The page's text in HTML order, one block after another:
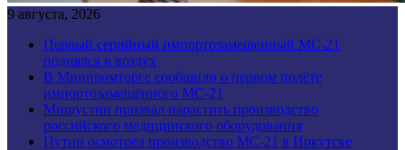
9 августа, 2026
Первый серийный импортозамещенный МС-21
поднялся в воздух
В Минпромторге сообщили о первом полёте
импортозамещённого МС-21
Мишустин призвал нарастить производство
российского медицинского оборудования
Путин осмотрел производство МС-21 в Иркутске